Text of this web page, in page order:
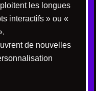
les longues
interactifs » ou «
de nouvelles